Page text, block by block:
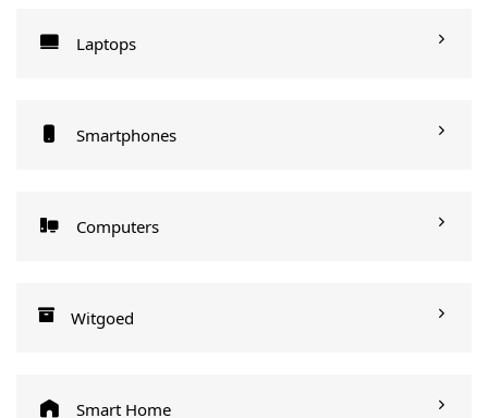
Laptops
Smartphones
Computers
Witgoed
Smart Home